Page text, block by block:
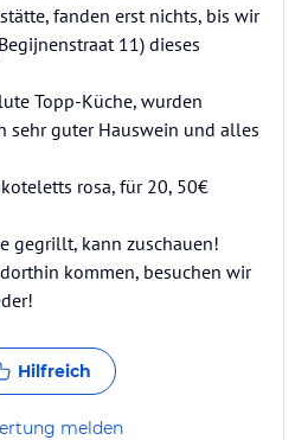
fanden erst nichts, bis wir
11) dieses
Topp-Küche, wurden
sehr guter Hauswein und alles
rosa, für 20, 50€
gegrillt, kann zuschauen!
kommen, besuchen wir
Hilfreich
melden